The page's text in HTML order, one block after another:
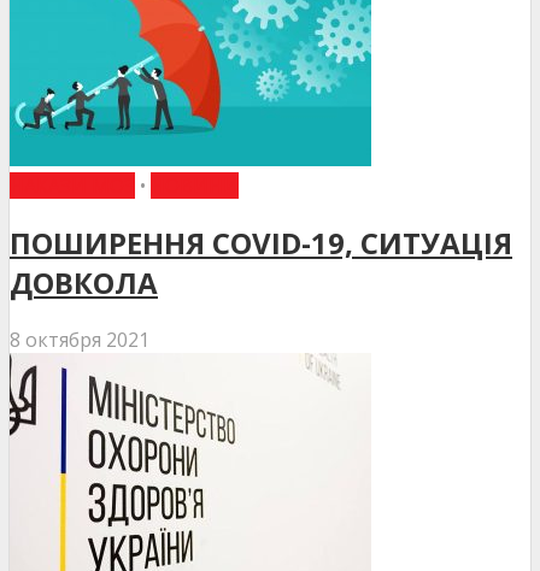
•
ПОШИРЕННЯ COVID-19, СИТУАЦІЯ
ДОВКОЛА
8 октября 2021